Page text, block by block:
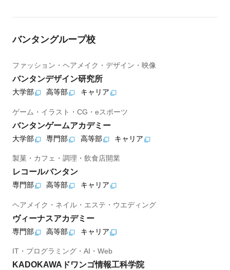
バンタングループ校
ファッション・ヘアメイク・デザイン・映像
バンタンデザイン研究所
大学部 高等部 キャリア
ゲーム・イラスト・CG・eスポーツ
バンタンゲームアカデミー
大学部 専門部 高等部 キャリア
製菓・カフェ・調理・飲食店開業
レコールバンタン
専門部 高等部 キャリア
ヘアメイク・ネイル・エステ・ウエディング
ヴィーナスアカデミー
専門部 高等部 キャリア
IT・プログラミング・AI・Web
KADOKAWAドワンゴ情報工科学院